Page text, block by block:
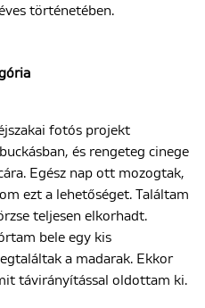
történetében.
fotós projekt
és rengeteg cinege
Egész nap ott mozogtak,
ezt a lehetőséget. Találtam
teljesen elkorhadt.
bele egy kis
a madarak. Ekkor
távirányítással oldottam ki.